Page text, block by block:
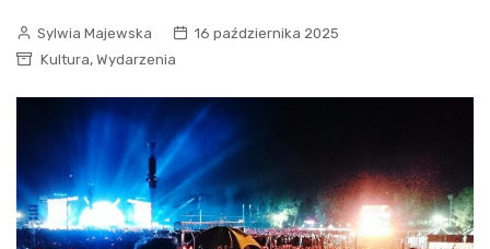
Sylwia Majewska
16 października 2025
Kultura, Wydarzenia